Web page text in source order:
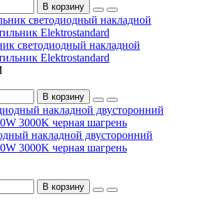
В корзину
светодиодный накладной
Elektrostandard
В корзину
накладной двусторонний
3000K черная шагрень
В корзину